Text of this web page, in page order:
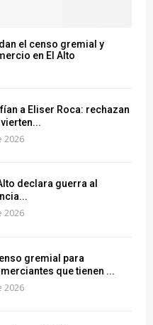
el censo gremial y
en El Alto
a Eliser Roca: rechazan
2026
declara guerra al
2026
gremial para
que tienen ...
2026